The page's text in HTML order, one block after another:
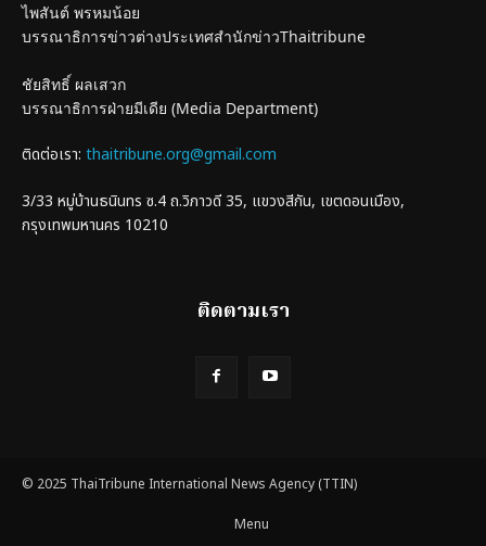
ไพสันต์ พรหมน้อย
บรรณาธิการข่าวต่างประเทศสำนักข่าวThaitribune
ชัยสิทธิ์ ผลเสวก
บรรณาธิการฝ่ายมีเดีย (Media Department)
ติดต่อเรา: thaitribune.org@gmail.com
3/33 หมู่บ้านธนินทร ซ.4 ถ.วิภาวดี 35, แขวงสีกัน, เขตดอนเมือง,
กรุงเทพมหานคร 10210
ติดตามเรา
© 2025 ThaiTribune International News Agency (TTIN)
Menu